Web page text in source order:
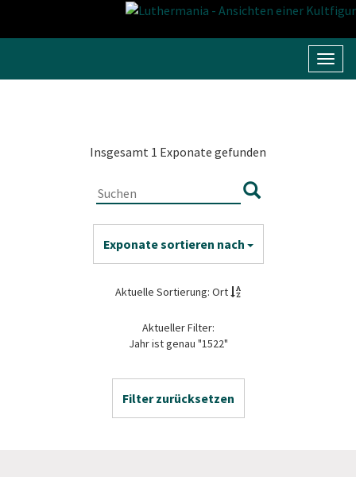
Insgesamt 1 Exponate gefunden
Exponate sortieren nach
Aktuelle Sortierung: Ort
Aktueller Filter:
Jahr ist genau "1522"
Filter zurücksetzen